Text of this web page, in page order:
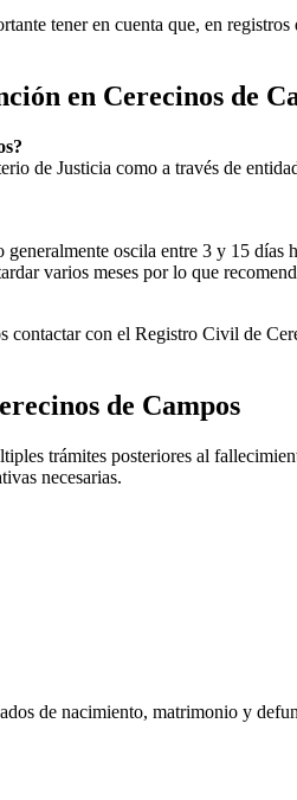
tener en cuenta que, en
en Cerecinos de
?
de Justicia como a través de
oscila entre 3 y 15
varios meses por lo que
contactar con el Registro Civil de
de Campos
trámites posteriores al
necesarias.
de nacimiento, matrimonio y